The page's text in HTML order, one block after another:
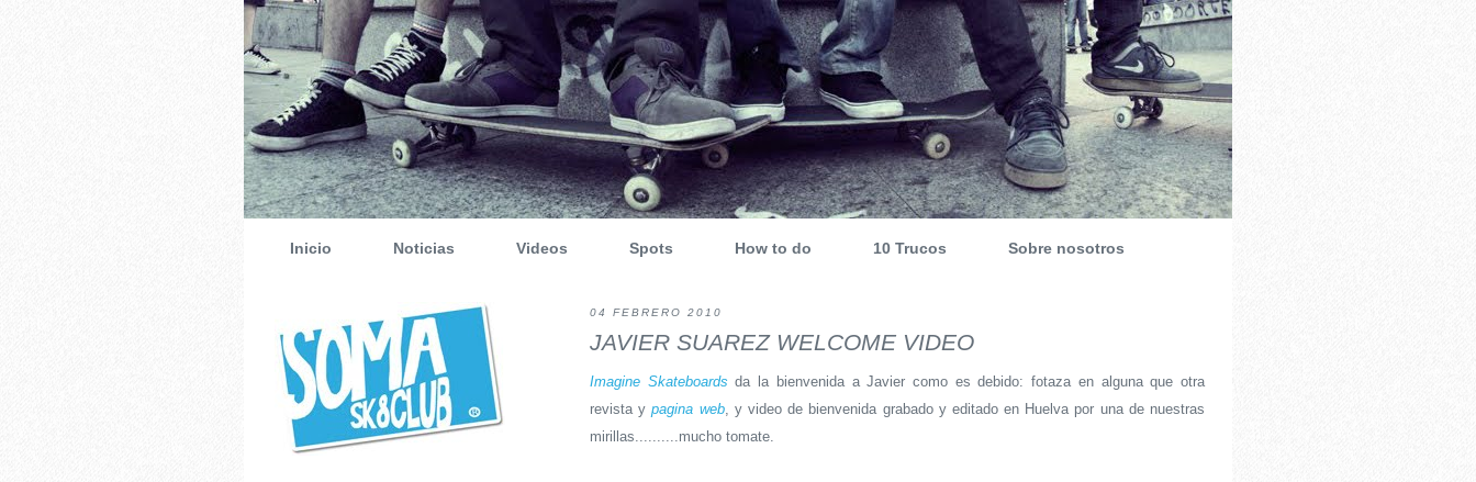
Inicio Noticias Videos Spots How to do 10 Trucos Sobre nosotros
04 FEBRERO 2010
JAVIER SUAREZ WELCOME VIDEO
Imagine Skateboards da la bienvenida a Javier como es debido: fotaza en alguna que otra
revista ypagina web, y video de bienvenida grabado y editado en Huelva por una de nuestras
mirillas..........mucho tomate.